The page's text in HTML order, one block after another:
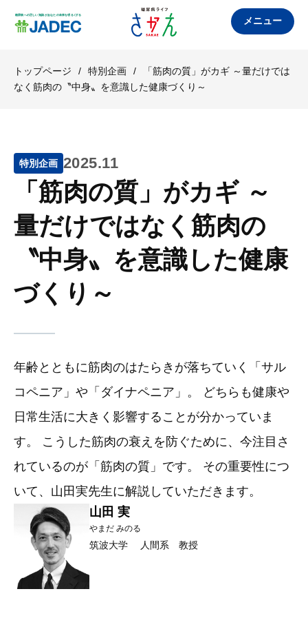
メニュー
トップページ / 特別企画 /
「筋肉の質」がカギ ～量だけでは
なく筋肉の〝中身〟を意識した健康づくり～
特別企画 2025.11
「筋肉の質」がカギ ～
量だけではなく筋肉の
〝中身〟を意識した健康
づくり～
年齢とともに筋肉のはたらきが落ちていく「サル
コペニア」や「ダイナペニア」。 どちらも健康や
日常生活に大きく影響することが分かっていま
す。 こうした筋肉の衰えを防ぐために、今注目さ
れているのが「筋肉の質」です。 その重要性につ
いて、山田実先生に解説していただきます。
山田 実
やまだ みのる
筑波大学 人間系 教授